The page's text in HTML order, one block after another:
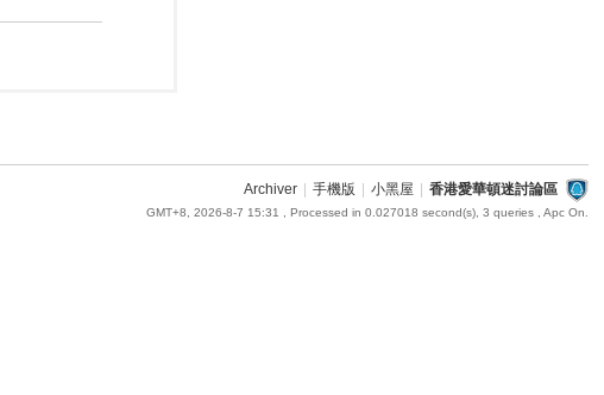
Archiver 手機版 小黑屋 香港愛華頓迷討論區
GMT+8, 2026-8-7 15:31 , Processed in 0.027018 second(s), 3 queries , Apc On.